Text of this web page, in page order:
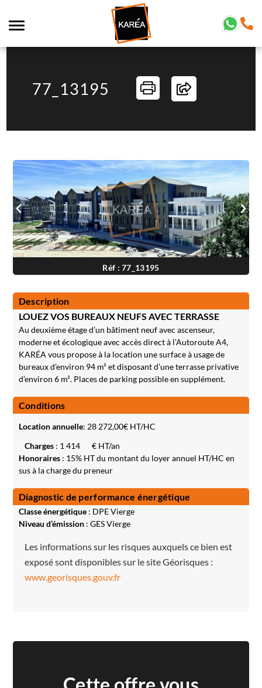
77_13195
Réf : 77_13195
Description
LOUEZ VOS BUREAUX NEUFS AVEC TERRASSE
Au deuxième étage d’un bâtiment neuf avec ascenseur,
moderne et écologique avec accès direct à l’Autoroute A4,
KARÉA vous propose à la location une surface à usage de
bureaux d’environ 94 m² et disposant d’une terrasse privative
d’environ 6 m². Places de parking possible en supplément.
Conditions
Location annuelle: 28 272,00€ HT/HC
Charges: 1 414
€ HT/an
Honoraires: 15% HT du montant du loyer annuel HT/HC en
sus à la charge du preneur
Diagnostic de performance énergétique
Classe énergétique: DPE Vierge
Niveau d’émission: GES Vierge
Les informations sur les risques auxquels ce bien est
exposé sont disponibles sur le site Géorisques :
www.georisques.gouv.fr